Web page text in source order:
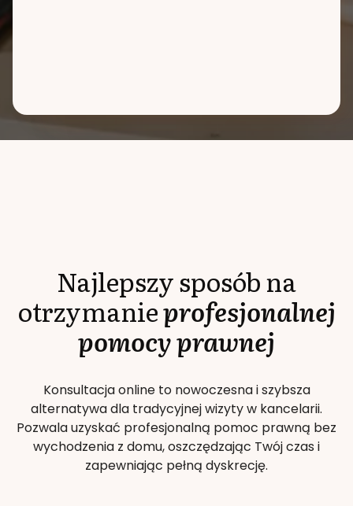
Najlepszy sposób na
otrzymanieprofesjonalnej
pomocy prawnej
Konsultacja online to nowoczesna i szybsza
alternatywa dla tradycyjnej wizyty w kancelarii.
Pozwala uzyskać profesjonalną pomoc prawną bez
wychodzenia z domu, oszczędzając Twój czas i
zapewniając pełną dyskrecję.